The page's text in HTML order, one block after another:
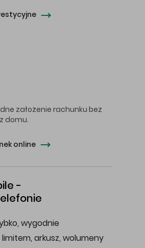
założenie rachunku bez
domu.
online
-
wygodnie
arkusz, wolumeny